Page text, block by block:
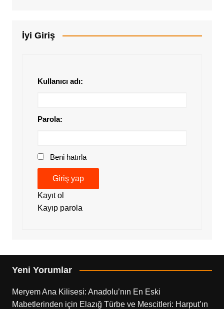
İyi Giriş
Kullanıcı adı:
Parola:
Beni hatırla
Giriş yap
Kayıt ol
Kayıp parola
Yeni Yorumlar
Meryem Ana Kilisesi: Anadolu’nın En Eski
Mabetlerinden için Elazığ Türbe ve Mescitleri: Harput’ın